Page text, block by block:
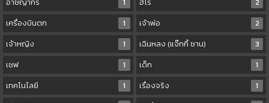
เครื่องบินตก
1 เจ้าพ่อ
2
เจ้าหญิง
1 เฉินหลง (แจ๊กกี้ ชาน)
3
เชฟ
1 เด็ก
1
เทคโนโลยี
1 เรื่องจริง
1